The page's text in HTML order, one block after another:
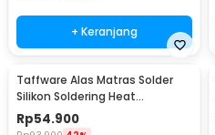
+ Keranjang
Taffware Alas Matras Solder
Silikon Soldering Heat
Resistant 450x300mm - S-160
Rp54.900